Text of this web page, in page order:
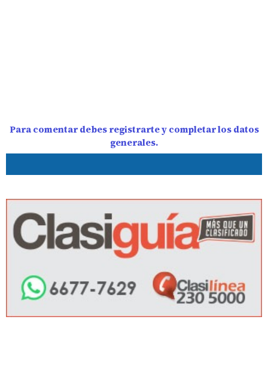
Para comentar debes registrarte y completar los datos
generales.